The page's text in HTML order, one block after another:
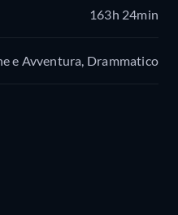
163h 24min
e Avventura, Drammatico